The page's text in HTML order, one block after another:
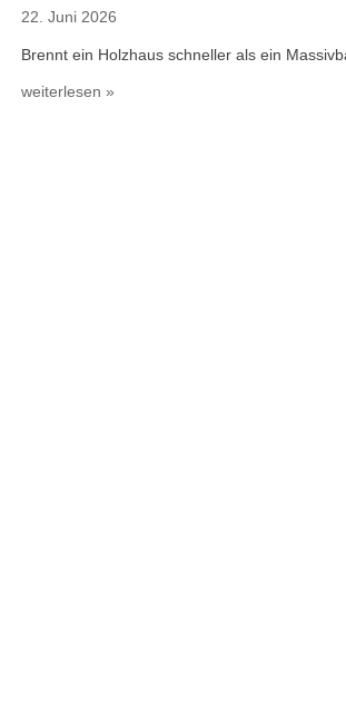
22. Juni 2026
Brennt ein Holzhaus schneller als ein
weiterlesen »